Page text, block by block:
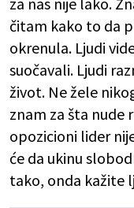
čitam kako to da
okrenula. Ljudi
suočavali. Ljudi
život. Ne žele
znam za šta nude
opozicioni lider
će da ukinu
tako, onda kažite